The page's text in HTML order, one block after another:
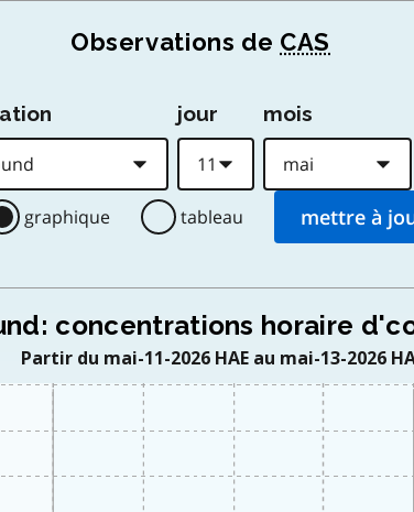
Observations de CAS
jour mois
graphique tableau
concentrations horaire
Partir du mai-11-2026 HAE au mai-13-2026